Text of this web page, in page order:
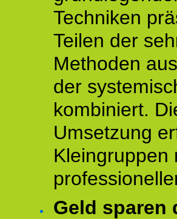
Techniken
Teilen der
Methoden
der
kombiniert.
Umsetzung
Kleingruppen
Geld sparen